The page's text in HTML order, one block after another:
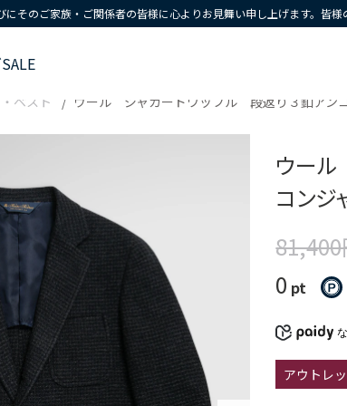
そのご家族・ご関係者の皆様に心よりお見舞い申し上げます。皆
SALE
ベスト ウール ジャカードワッフル 段返り３釦ア
ウー
コン
0 pt
アウトレ